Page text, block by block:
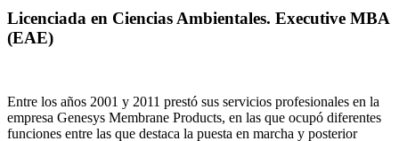
Licenciada en Ciencias Ambientales. Executive MBA
(EAE)
Entre los años 2001 y 2011 prestó sus servicios profesionales en la
empresa Genesys Membrane Products, en las que ocupó diferentes
funciones entre las que destaca la puesta en marcha y posterior